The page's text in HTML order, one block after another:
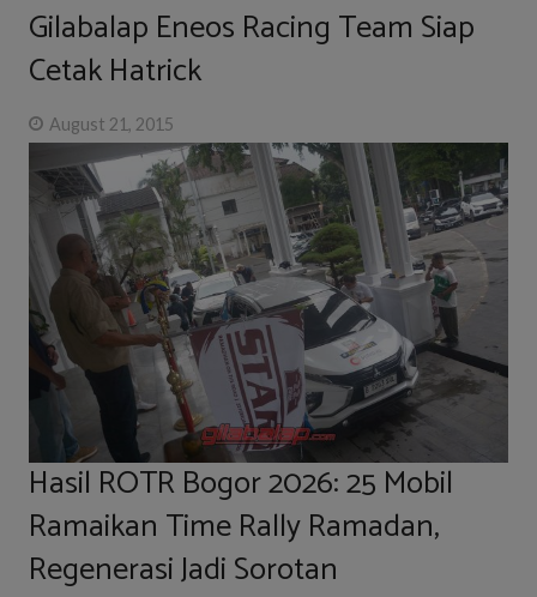
Gilabalap Eneos Racing Team Siap
Cetak Hatrick
August 21, 2015
Hasil ROTR Bogor 2026: 25 Mobil
Ramaikan Time Rally Ramadan,
Regenerasi Jadi Sorotan